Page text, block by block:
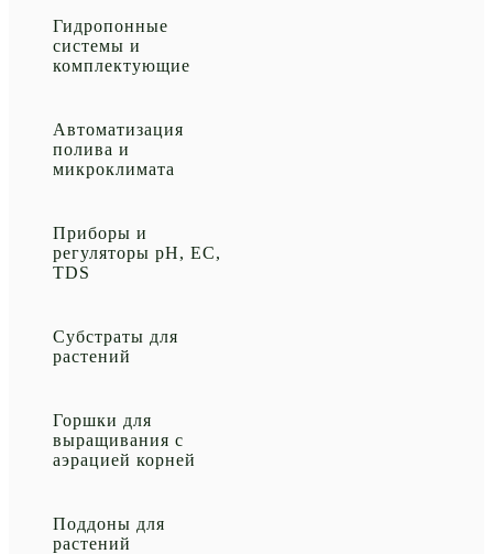
Гидропонные
системы и
комплектующие
Автоматизация
полива и
микроклимата
Приборы и
регуляторы рН, EC,
TDS
Субстраты для
растений
Горшки для
выращивания с
аэрацией корней
Поддоны для
растений